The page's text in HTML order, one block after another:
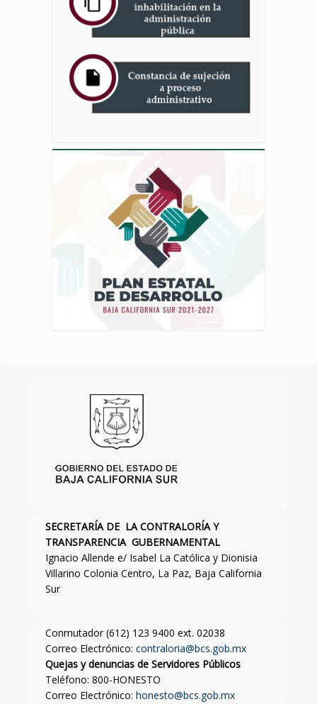
SECRETARÍA DE LA CONTRALORÍA Y
TRANSPARENCIA GUBERNAMENTAL
Ignacio Allende e/ Isabel La Católica y Dionisia
Villarino Colonia Centro, La Paz, Baja California
Sur
Conmutador (612) 123 9400 ext. 02038
Correo Electrónico: contraloria@bcs.gob.mx
Quejas y denuncias de Servidores Públicos
Teléfono: 800-HONESTO
Correo Electrónico: honesto@bcs.gob.mx